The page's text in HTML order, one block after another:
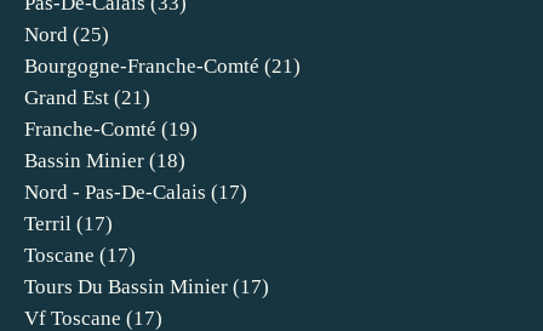
Nord (25)
Bourgogne-Franche-Comté (21)
Grand Est (21)
Franche-Comté (19)
Bassin Minier (18)
Nord - Pas-De-Calais (17)
Terril (17)
Toscane (17)
Tours Du Bassin Minier (17)
Vf Toscane (17)